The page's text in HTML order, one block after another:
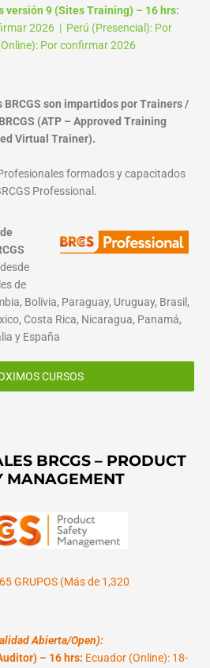
versión 9 (Sites Training) – 16 hrs:
2026 | Perú (Presencial): Por
Por confirmar 2026
son impartidos por Trainers /
(ATP – Approved Training
Virtual Trainer).
formados y capacitados
Professional.
desde
de
Bolivia, Paraguay, Uruguay, Brasil,
Costa Rica, Nicaragua, Panamá,
y España
CURSOS
BRCGS – PRODUCT
MANAGEMENT
GRUPOS (Más de 1,320
Abierta/Open):
– 16 hrs: Ecuador (Online): 18-